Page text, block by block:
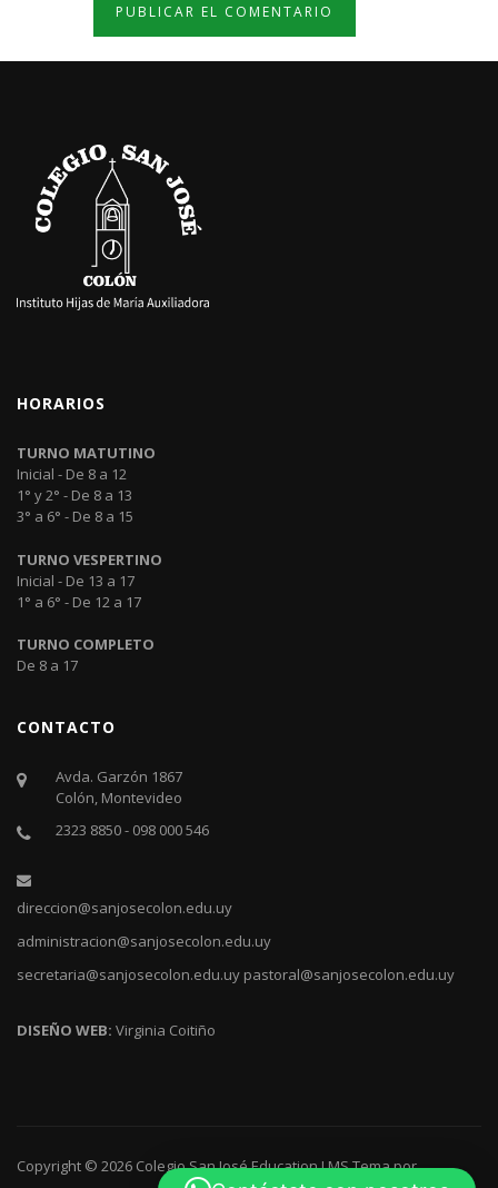
HORARIOS
TURNO MATUTINO
Inicial - De 8 a 12
1° y 2° - De 8 a 13
3° a 6° - De 8 a 15
TURNO VESPERTINO
Inicial - De 13 a 17
1° a 6° - De 12 a 17
TURNO COMPLETO
De 8 a 17
CONTACTO
Avda. Garzón 1867
Colón, Montevideo
2323 8850 - 098 000 546
direccion@sanjosecolon.edu.uy
administracion@sanjosecolon.edu.uy
secretaria@sanjosecolon.edu.uy pastoral@sanjosecolon.edu.uy
DISEÑO WEB: Virginia Coitiño
Copyright © 2026 Colegio San JoséEducation LMSTema por